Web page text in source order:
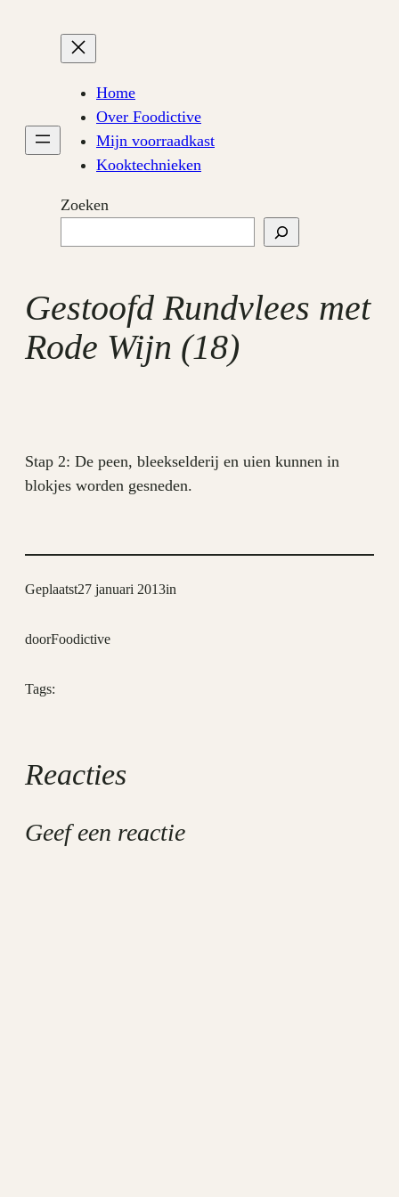
Home
Over Foodictive
Mijn voorraadkast
Kooktechnieken
Zoeken
Gestoofd Rundvlees met
Rode Wijn (18)
Stap 2: De peen, bleekselderij en uien kunnen in
blokjes worden gesneden.
Geplaatst27 januari 2013in
doorFoodictive
Tags:
Reacties
Geef een reactie